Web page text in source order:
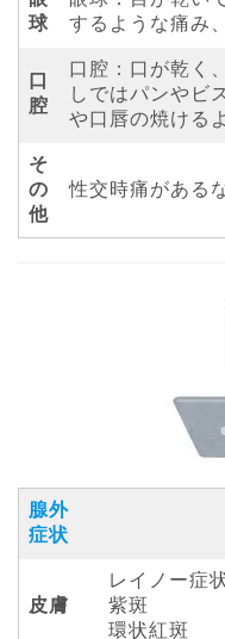
球
するような痛み
口
腔
口腔：口が乾く
しではパンやビ
や口唇の焼ける
そ
の
他
性交時痛がある
腺外
症状
皮膚
レイノー症
紫斑
環状紅斑